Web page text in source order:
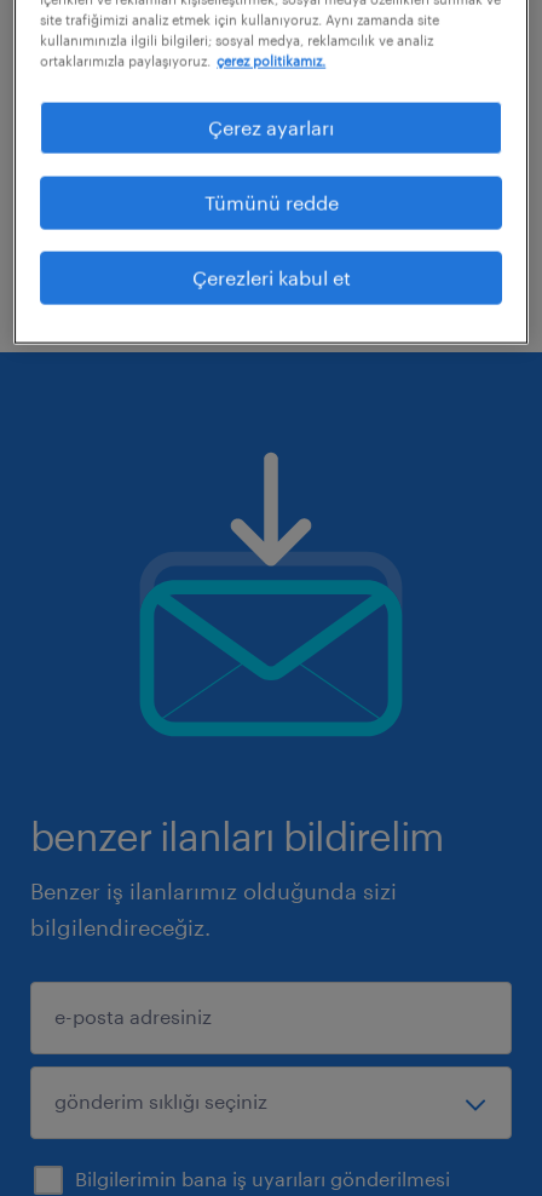
uyguladığınız bazı filtreleri kaldırmayı
değerlendirebilirsiniz
Aramanıza uzmanlık alanlarını düzelterek
tekrar deneyin.
Belirli bir konumdaki işleri mi aradınız?
Mesafeyi genişletmeyi düşünün.
benzer ilanları bildirelim
Benzer iş ilanlarımız olduğunda sizi
bilgilendireceğiz.
Bilgilerimin bana iş uyarıları gönderilmesi
site trafiğimizi analiz etmek için kullanıyoruz. Aynı zamanda site
kullanımınızla ilgili bilgileri; sosyal medya, reklamcılık ve analiz
ortaklarımızla paylaşıyoruz. çerez politikamız.
Çerez ayarları
Tümünü redde
Çerezleri kabul et